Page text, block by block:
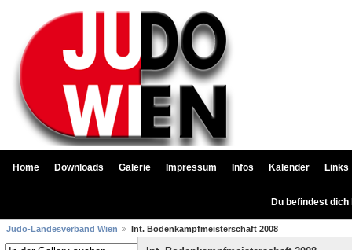
Home Downloads Galerie Impressum Infos Kalender Links
Du befindest
Judo-Landesverband Wien Int. Bodenkampfmeisterschaft 2008